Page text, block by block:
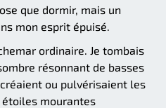
que dormir, mais un
mon esprit épuisé.
ordinaire. Je tombais
résonnant de basses
ou pulvérisaient les
étoiles mourantes